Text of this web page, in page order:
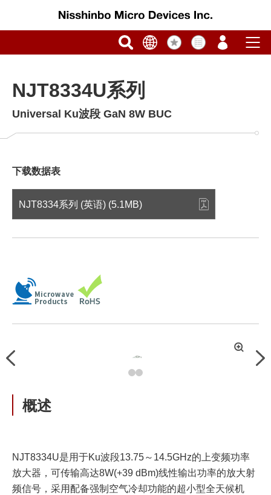
NJT8334U系列
Universal Ku波段 GaN 8W BUC
下载数据表
NJT8334系列 (英语) (5.1MB)
Previous
拡
概述
NJT8334U是用于Ku波段13.75～14.5GHz的上变频功率
放大器，可传输高达8W(+39 dBm)线性输出功率的放大射
频信号，采用配备强制空气冷却功能的超小型全天候机